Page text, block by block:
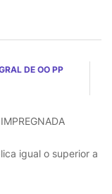
DE OO PP
igual o superior a